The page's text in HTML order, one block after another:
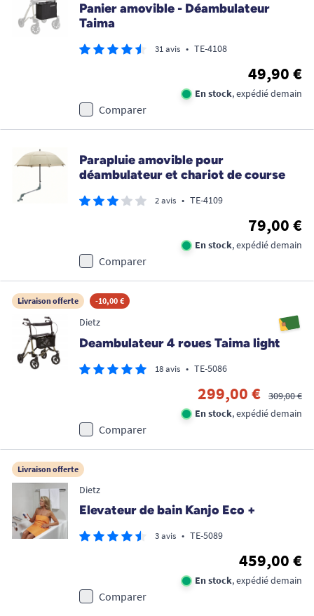
Panier amovible - Déambulateur
Taima
31 avis • TE-4108
49,90 €
En stock, expédié demain
Comparer
Parapluie amovible pour
déambulateur et chariot de course
2 avis • TE-4109
79,00 €
En stock, expédié demain
Comparer
Livraison offerte -10,00 €
Dietz
Deambulateur 4 roues Taima light
18 avis • TE-5086
299,00 €
309,00 €
En stock, expédié demain
Comparer
Livraison offerte
Dietz
Elevateur de bain Kanjo Eco +
3 avis • TE-5089
459,00 €
En stock, expédié demain
Comparer